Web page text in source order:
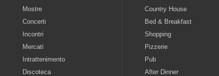
Mostre
Concerti
Incontri
Mercati
Intrattenimento
Discoteca
Country House
Bed & Breakfast
Shopping
Pizzerie
Pub
After Dinner